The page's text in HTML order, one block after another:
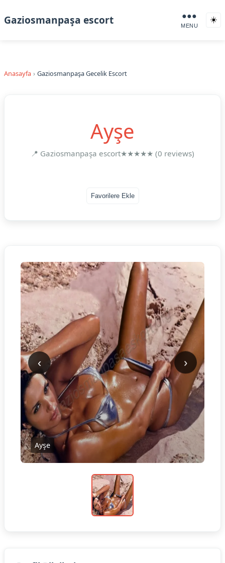
Gaziosmanpaşa escort ●●●
MENU
☀️
Anasayfa Gaziosmanpaşa Gecelik Escort
Ayşe
📍 Gaziosmanpaşa escort★★★★★ (0 reviews)
Favorilere Ekle
Ayşe
‹ ›